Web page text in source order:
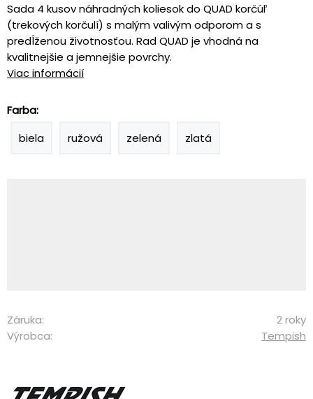
Sada 4 kusov náhradných koliesok do QUAD korčúľ
(trekových korčulí) s malým valivým odporom a s
predĺženou životnosťou. Rad QUAD je vhodná na
kvalitnejšie a jemnejšie povrchy.
Viac informácií
Farba:
biela
ružová zelená zlatá
Záruka:
2 roky
Výrobca:
Tempish